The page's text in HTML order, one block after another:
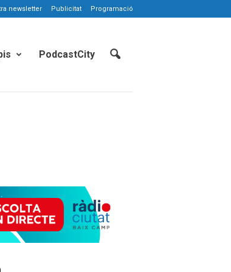
newsletter Publicitat Programació
PodcastCity